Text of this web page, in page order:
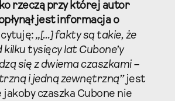
rzeczą przy której autor
jest informacja o
cytuję:„[…] fakty są takie, że
tysięcy lat Cubone’y
się z dwiema czaszkami –
i jedną zewnętrzną”jest
czaszka Cubone nie